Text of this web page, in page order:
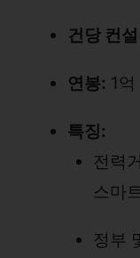
건당 컨
연봉: 1
특징:
전력
스마
정부